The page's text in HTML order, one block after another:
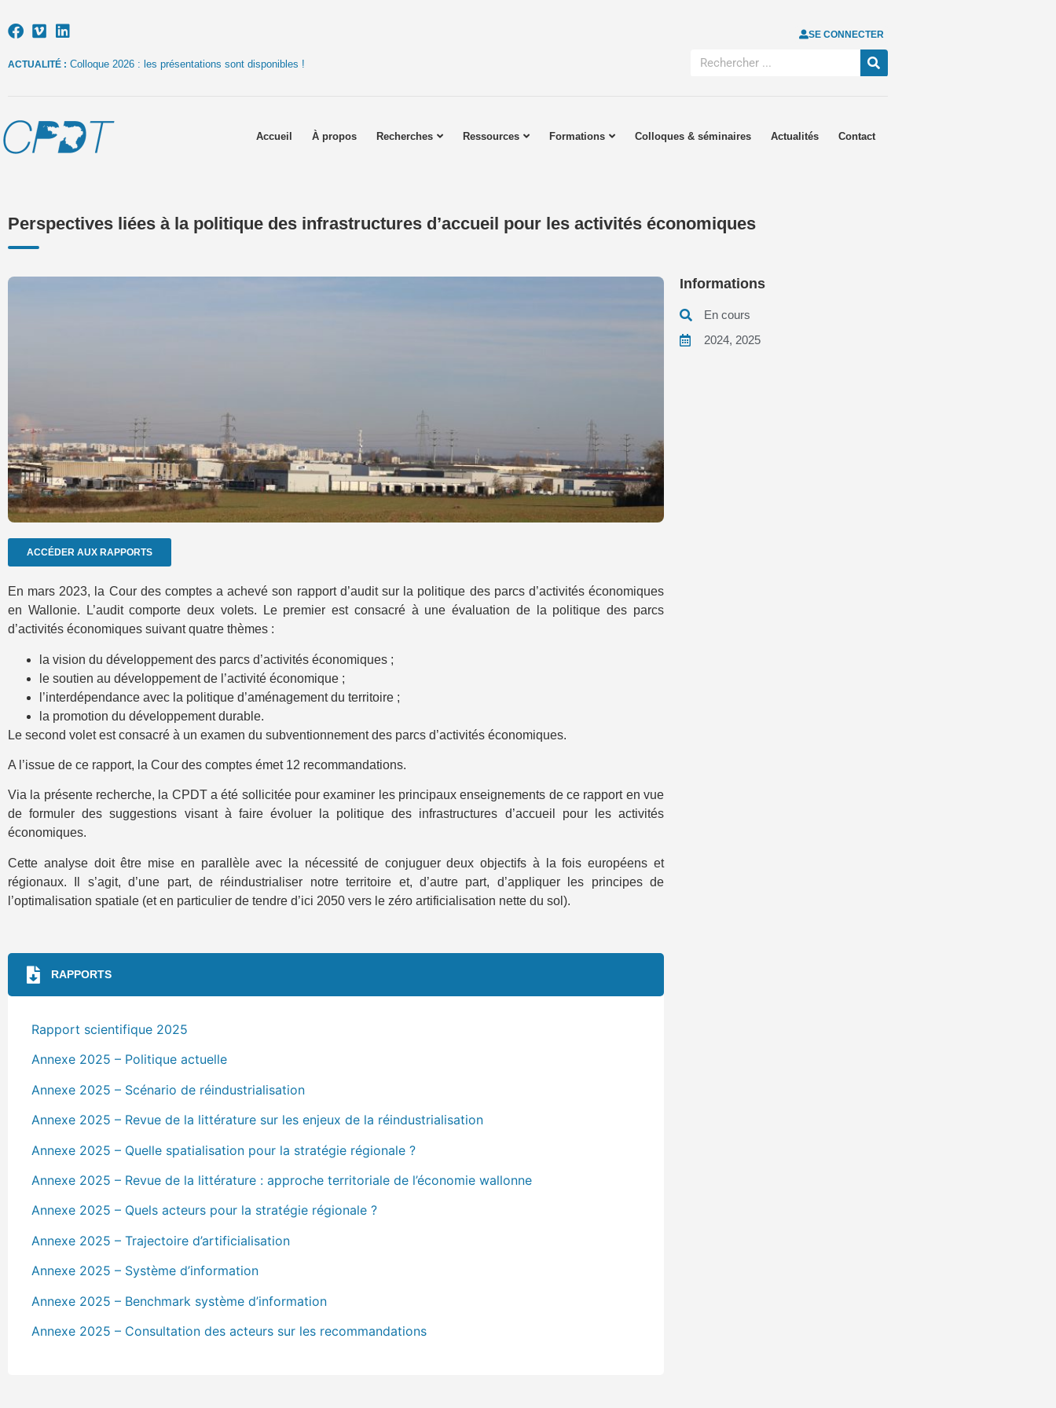
SE CONNECTER
ACTUALITÉ : Colloque 2026 : les présentations sont disponibles !
Accueil À propos Recherches Ressources Formations Colloques & séminaires Actualités Contact
Perspectives liées à la politique des infrastructures d’accueil pour les activités économiques
ACCÉDER AUX RAPPORTS
En mars 2023, la Cour des comptes a achevé son rapport d’audit sur la politique des parcs d’activités économiques
en Wallonie. L’audit comporte deux volets. Le premier est consacré à une évaluation de la politique des parcs
d’activités économiques suivant quatre thèmes :
la vision du développement des parcs d’activités économiques ;
le soutien au développement de l’activité économique ;
l’interdépendance avec la politique d’aménagement du territoire ;
la promotion du développement durable.
Le second volet est consacré à un examen du subventionnement des parcs d’activités économiques.
A l’issue de ce rapport, la Cour des comptes émet 12 recommandations.
Via la présente recherche, la CPDT a été sollicitée pour examiner les principaux enseignements de ce rapport en vue
de formuler des suggestions visant à faire évoluer la politique des infrastructures d’accueil pour les activités
économiques.
Cette analyse doit être mise en parallèle avec la nécessité de conjuguer deux objectifs à la fois européens et
régionaux. Il s’agit, d’une part, de réindustrialiser notre territoire et, d’autre part, d’appliquer les principes de
l’optimalisation spatiale (et en particulier de tendre d’ici 2050 vers le zéro artificialisation nette du sol).
RAPPORTS
Rapport scientifique 2025
Annexe 2025 – Politique actuelle
Annexe 2025 – Scénario de réindustrialisation
Annexe 2025 – Revue de la littérature sur les enjeux de la réindustrialisation
Annexe 2025 – Quelle spatialisation pour la stratégie régionale ?
Annexe 2025 – Revue de la littérature : approche territoriale de l’économie wallonne
Annexe 2025 – Quels acteurs pour la stratégie régionale ?
Annexe 2025 – Trajectoire d’artificialisation
Annexe 2025 – Système d’information
Annexe 2025 – Benchmark système d’information
Annexe 2025 – Consultation des acteurs sur les recommandations
Informations
En cours
2024, 2025